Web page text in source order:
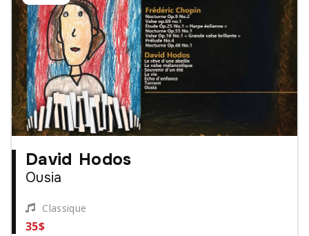
David Hodos
Ousia
Classique
35$